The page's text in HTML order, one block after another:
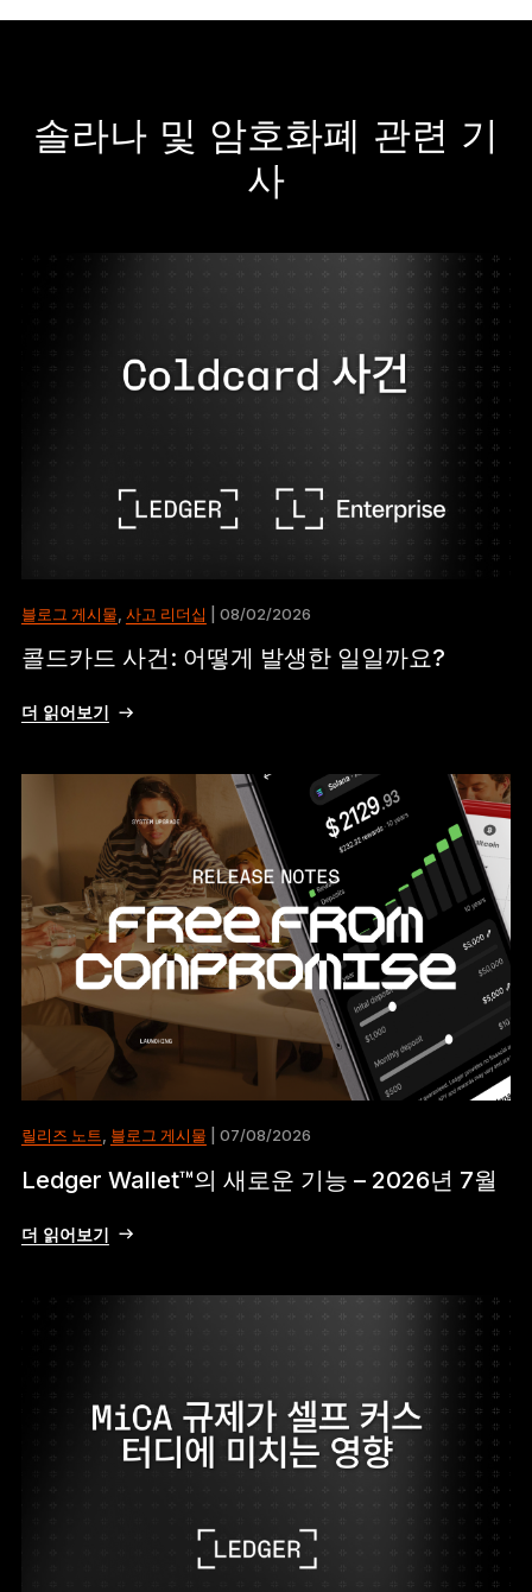
솔라나 및 암호화폐 관련 기
사
블로그 게시물 사고 리더십 | 08/02/2026
콜드카드 사건: 어떻게 발생한 일일까요?
더 읽어보기
릴리즈 노트 블로그 게시물 | 07/08/2026
Ledger Wallet™의 새로운 기능 – 2026년 7월
더 읽어보기